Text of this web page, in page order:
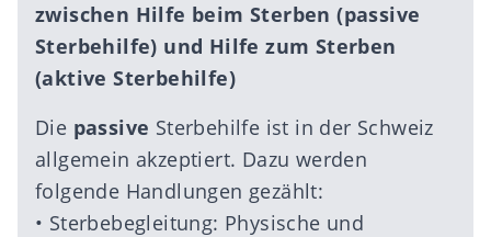
zwischen Hilfe beim Sterben (passive
Sterbehilfe) und Hilfe zum Sterben
(aktive Sterbehilfe)
Die passive Sterbehilfe ist in der Schweiz
allgemein akzeptiert. Dazu werden
folgende Handlungen gezählt:
• Sterbebegleitung: Physische und